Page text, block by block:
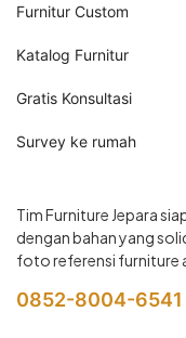
Furnitur Custom
Katalog Furnitur
Gratis Konsultasi
Survey ke rumah
Tim Furniture Jepara
dengan bahan yang
foto referensi furniture
0852-8004-6541